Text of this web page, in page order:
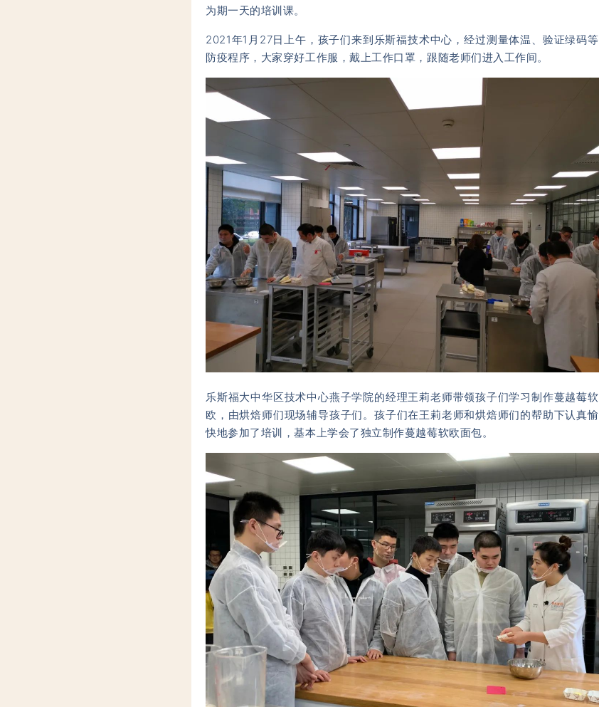
为期一天的培训课。
2021年1月27日上午，孩子们来到乐斯福技术中心 ，经过测量体温、验证绿码等
防疫程序，大家穿好工作服，戴上工作口罩，跟随老师们进入工作间。
乐斯福大中华区技术中心燕子学院的经理王莉老师带领孩子们学习制作蔓越莓软
欧，由烘焙师们现场辅导孩子们。孩子们在王莉老师和烘焙师们的帮助下认真愉
快地参加了培训，基本上学会了独立制作蔓越莓软欧面包。